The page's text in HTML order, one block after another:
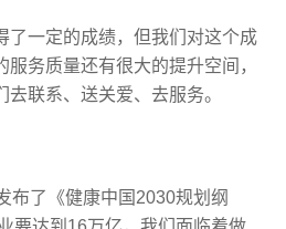
了一定的成绩，但我们对这个成
务质量还有很大的提升空间，
联系、送关爱、去服务。
布了《健康中国2030规划纲